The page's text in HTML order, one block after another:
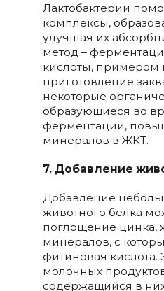
Лактобактерии
комплексы,
улучшая их
метод –
кислоты, примером
приготовление
некоторые
образующиеся во
ферментации,
минералов в ЖКТ.
7. Добавление
Добавление
животного белка
поглощение цинка,
минералов, с
фитиновая кислота.
молочных
содержащийся в